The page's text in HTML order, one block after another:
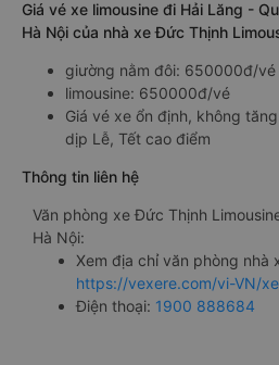
Giá vé xe limousine đi Hải Lăng -
Hà Nội của nhà xe Đức Thịnh
giường nằm đôi: 650000đ/vé
limousine: 650000đ/vé
Giá vé xe ổn định, không
dịp Lễ, Tết cao điểm
Thông tin liên hệ
Văn phòng xe Đức Thịnh
Hà Nội:
Xem địa chỉ văn phòng nhà
https://vexere.com/vi-VN/
Điện thoại: 1900 888684